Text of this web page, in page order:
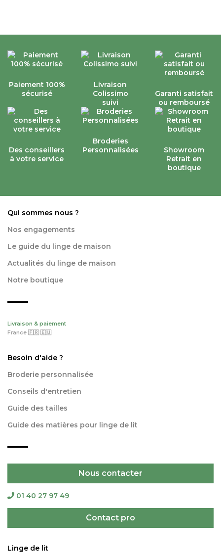
Paiement 100%
sécurisé
Livraison
Colissimo
suivi
Garanti satisfait
ou remboursé
Des conseillers
à votre service
Broderies
Personnalisées
Showroom
Retrait en
boutique
Qui sommes nous ?
Nos engagements
Le guide du linge de maison
Actualités du linge de maison
Notre boutique
Livraison & paiement
France 🇫🇷 🇪🇺
Besoin d'aide ?
Broderie personnalisée
Conseils d'entretien
Guide des tailles
Guide des matières pour linge de lit
Nous contacter
01 40 27 97 49
Contact pro
Linge de lit